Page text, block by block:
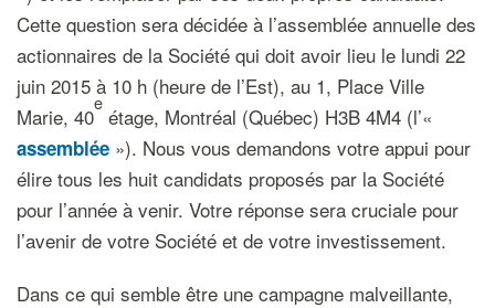
Cette question sera décidée à l’assemblée annuelle des
actionnaires de la Société qui doit avoir lieu le lundi 22
juin 2015 à 10 h (heure de l’Est), au 1, Place Ville
Marie, 40
e
étage, Montréal (Québec) H3B 4M4 (l’«
assemblée »). Nous vous demandons votre appui pour
élire tous les huit candidats proposés par la Société
pour l’année à venir. Votre réponse sera cruciale pour
l’avenir de votre Société et de votre investissement.
Dans ce qui semble être une campagne malveillante,